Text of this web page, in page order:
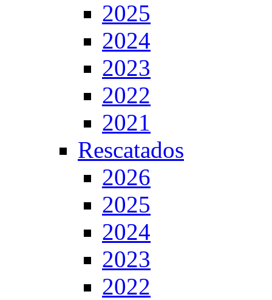
2025
2024
2023
2022
2021
Rescatados
2026
2025
2024
2023
2022